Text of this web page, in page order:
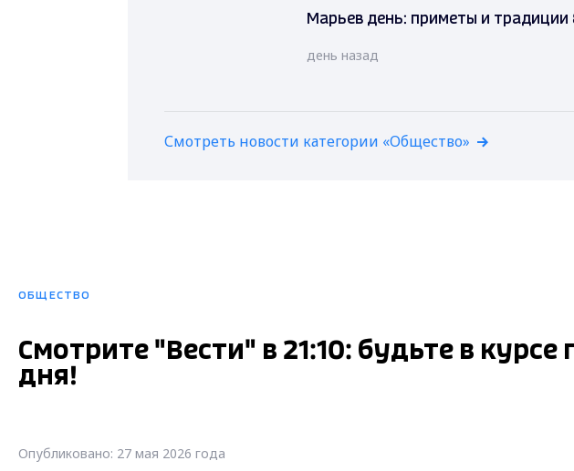
Марьев день: приметы и традиции
день назад
Смотреть новости категории «Общество»
ОБЩЕСТВО
Смотрите "Вести" в 21:10: будьте в
дня!
Опубликовано: 27 мая 2026 года